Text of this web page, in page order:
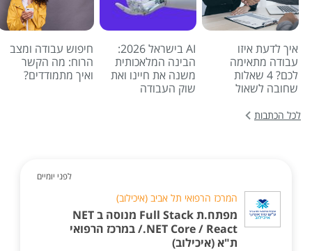
איך לדעת איזו
עבודה מתאימה
לכם? 4 שאלות
שחובה לשאול
AI בישראל 2026:
הבינה המלאכותית
משנה את חיינו ואת
שוק העבודה
חיפוש עבודה ומצב
הרוח: מה הקשר
ואיך מתמודדים?
לכל הכתבות
לפני יומיים
המרכז הרפואי תל אביב (איכילוב)
מפתח.ת Full Stack מנוסה ב NET
/.NET Core / React במרכז הרפואי
ת"א (איכילוב)